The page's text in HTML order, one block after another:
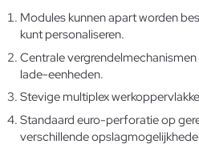
Modules kunnen apart worden
kunt personaliseren.
Centrale
lade-eenheden.
Stevige multiplex
Standaard euro-perforatie op
verschillende